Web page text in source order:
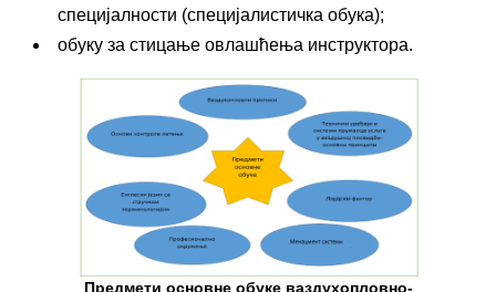
специјалности (специјалистичка обука);
обуку за стицање овлашћења инструктора.
Предмети основне обуке ваздухопловно-